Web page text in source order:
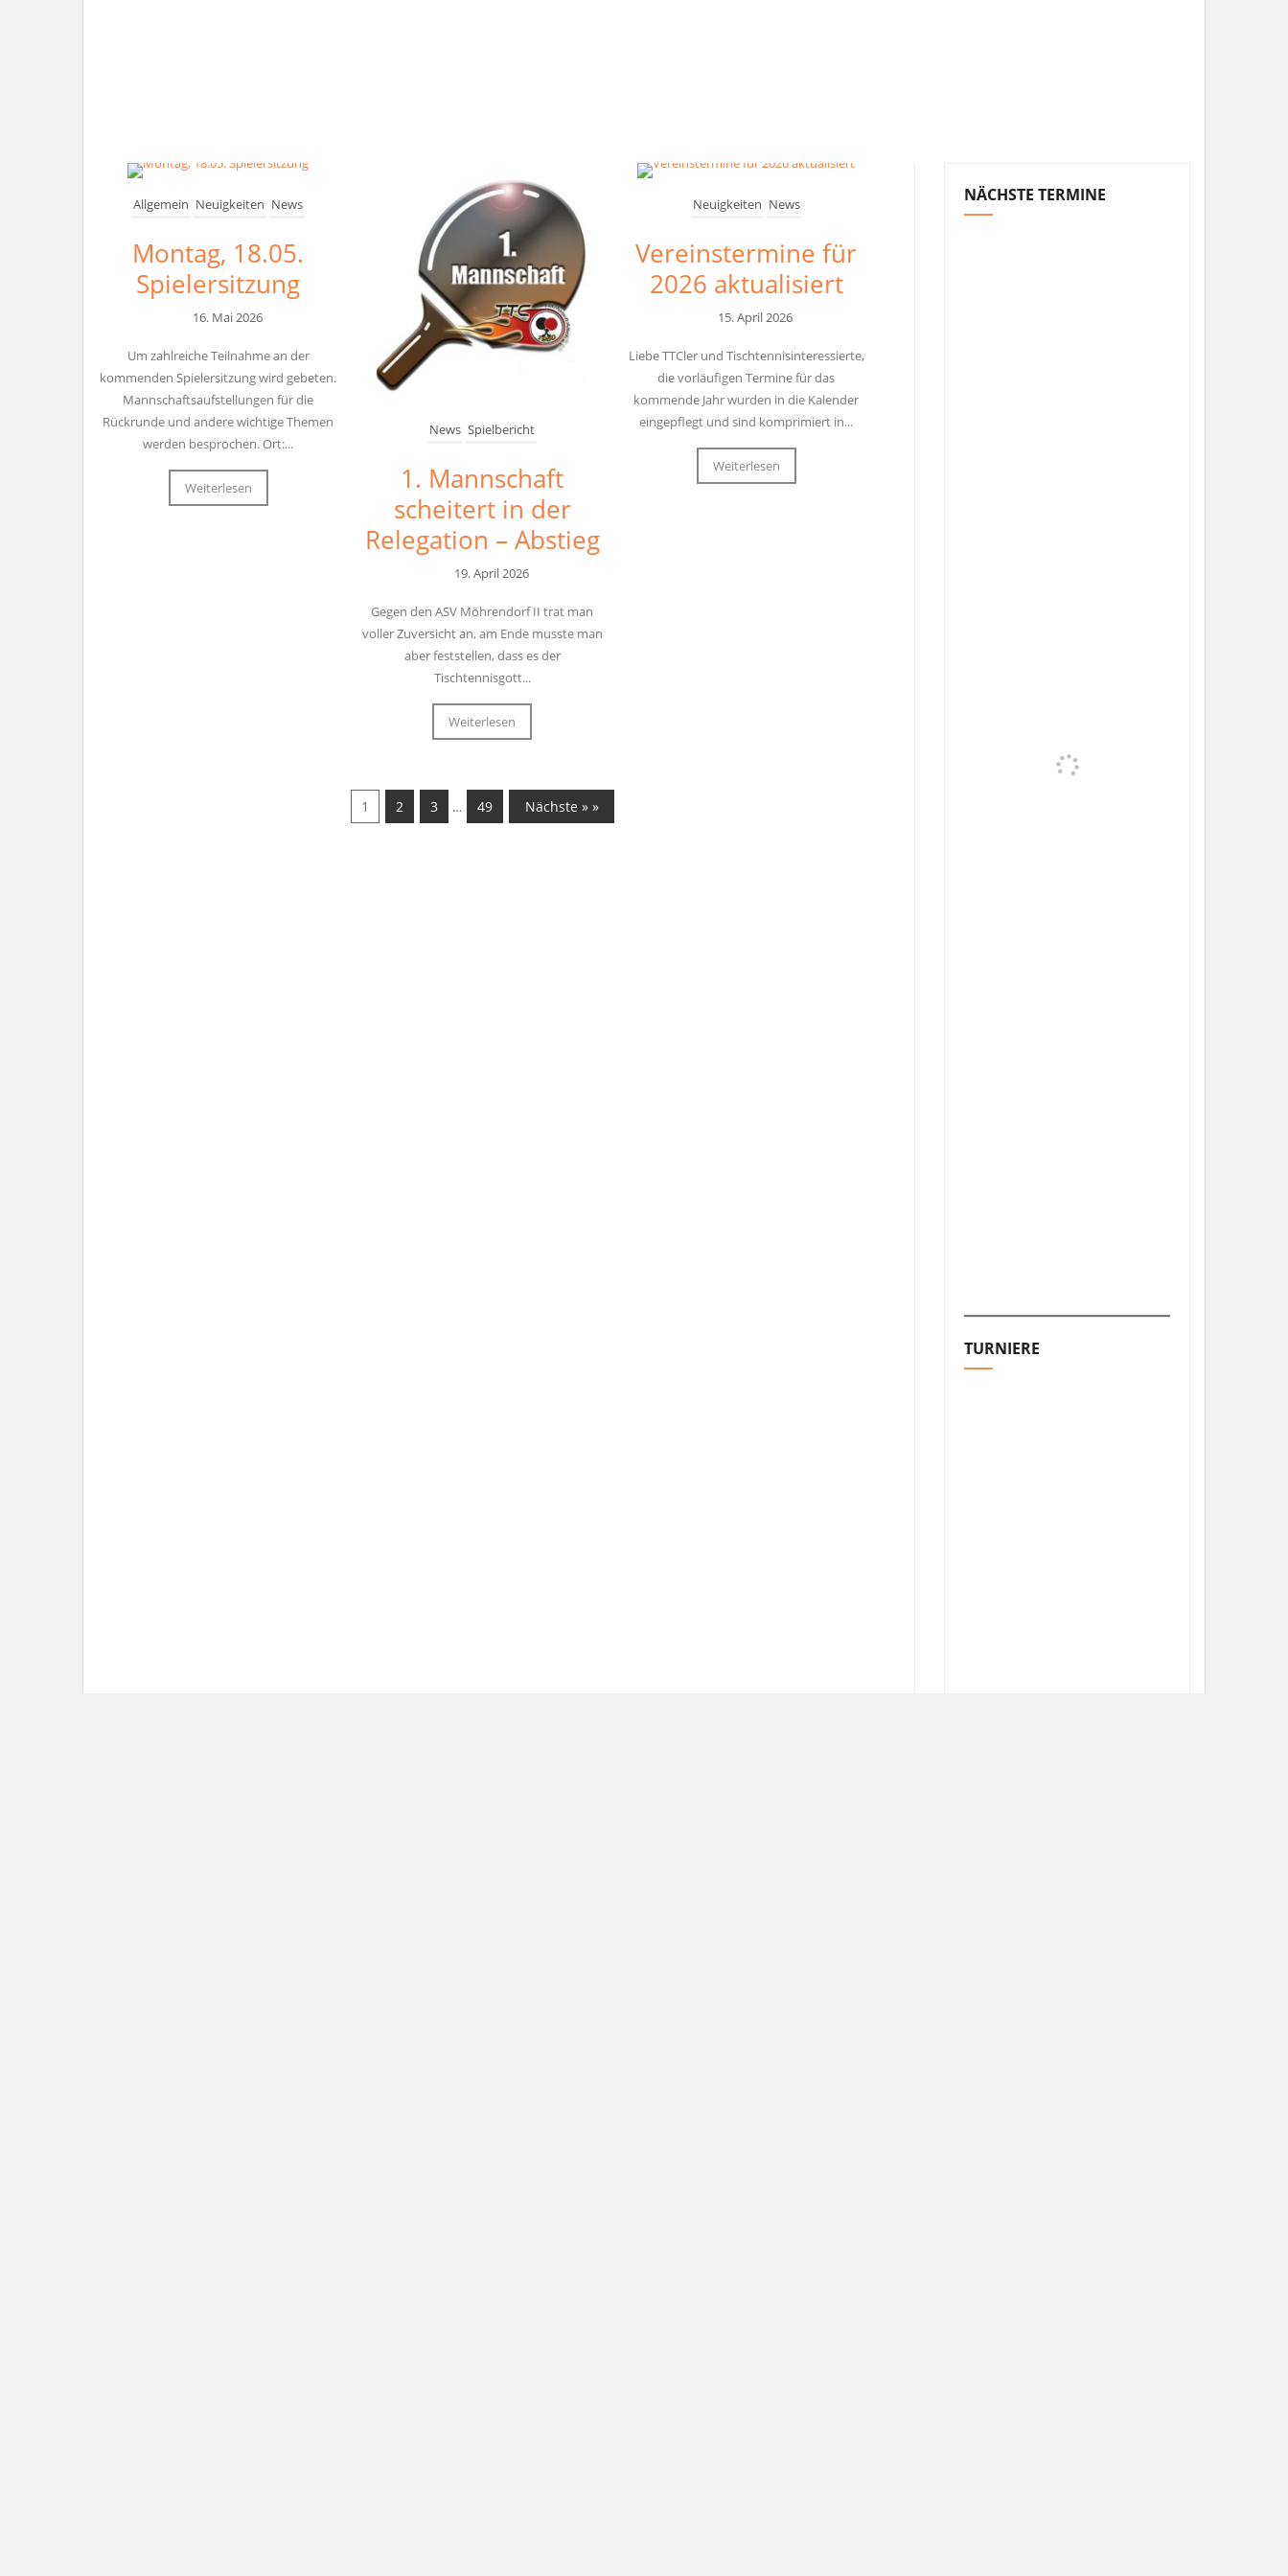
Allgemein Neuigkeiten News
Montag, 18.05.
Spielersitzung
16. Mai 2026
Um zahlreiche Teilnahme an der
kommenden Spielersitzung wird gebeten.
Mannschaftsaufstellungen für die
Rückrunde und andere wichtige Themen
werden besprochen. Ort:...
Weiterlesen
News Spielbericht
1. Mannschaft
scheitert in der
Relegation – Abstieg
19. April 2026
Gegen den ASV Möhrendorf II trat man
voller Zuversicht an, am Ende musste man
aber feststellen, dass es der
Tischtennisgott...
Weiterlesen
Neuigkeiten News
Vereinstermine für
2026 aktualisiert
15. April 2026
Liebe TTCler und Tischtennisinteressierte,
die vorläufigen Termine für das
kommende Jahr wurden in die Kalender
eingepflegt und sind komprimiert in...
Weiterlesen
1 2 3 … 49 Nächste » »
NÄCHSTE TERMINE
TURNIERE